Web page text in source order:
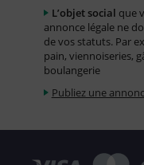
L’objet social que
annonce légale ne
de vos statuts. Par
pain, viennoiseries,
boulangerie
Publiez une